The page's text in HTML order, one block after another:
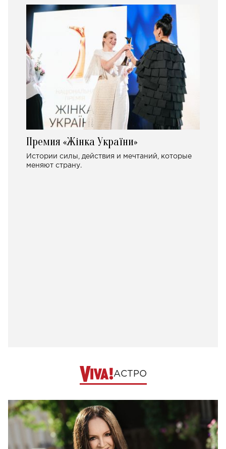
Премия «Жінка України»
Истории силы, действия и мечтаний, которые
меняют страну.
АСТРО